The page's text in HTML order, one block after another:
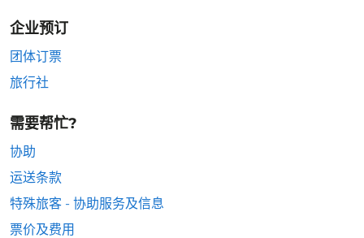
企业预订
团体订票
旅行社
需要帮忙?
协助
运送条款
特殊旅客 - 协助服务及信息
票价及费用